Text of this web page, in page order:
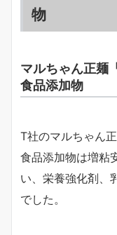
物
マルちゃん正麺
食品添加物
T社のマルちゃん
食品添加物は増粘
い、栄養強化剤、
でした。